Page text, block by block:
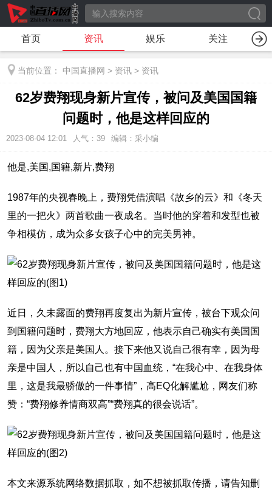
首页 资讯 娱乐 关注
当前位置： 中国直播网 > 资讯 > 资讯
62岁费翔现身新片宣传，被问及美国国籍
问题时，他是这样回应的
2023-08-04 12:01 人气： 39 编辑：采小编
他是,美国,国籍,新片,费翔
1987年的央视春晚上，费翔凭借演唱《故乡的云》和《冬天
里的一把火》两首歌曲一夜成名。当时他的穿着和发型也被
争相模仿，成为众多女孩子心中的完美男神。
近日，久未露面的费翔再度复出为新片宣传，被台下观众问
到国籍问题时，费翔大方地回应，他表示自己确实有美国国
籍，因为父亲是美国人。接下来他又说自己很有幸，因为母
亲是中国人，所以自己也有中国血统，“在我心中、在我身体
里，这是我最骄傲的一件事情”，高EQ化解尴尬，网友们称
赞：“费翔修养情商双高”“费翔真的很会说话”。
本文来源系统网络数据抓取，如不想被抓取传播，请告知删